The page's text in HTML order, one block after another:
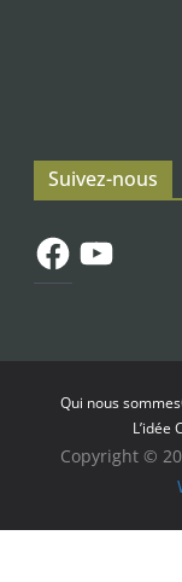
Suivez-nous
FacebookYouTube
Qui nous sommes
L’idée
Copyright ©